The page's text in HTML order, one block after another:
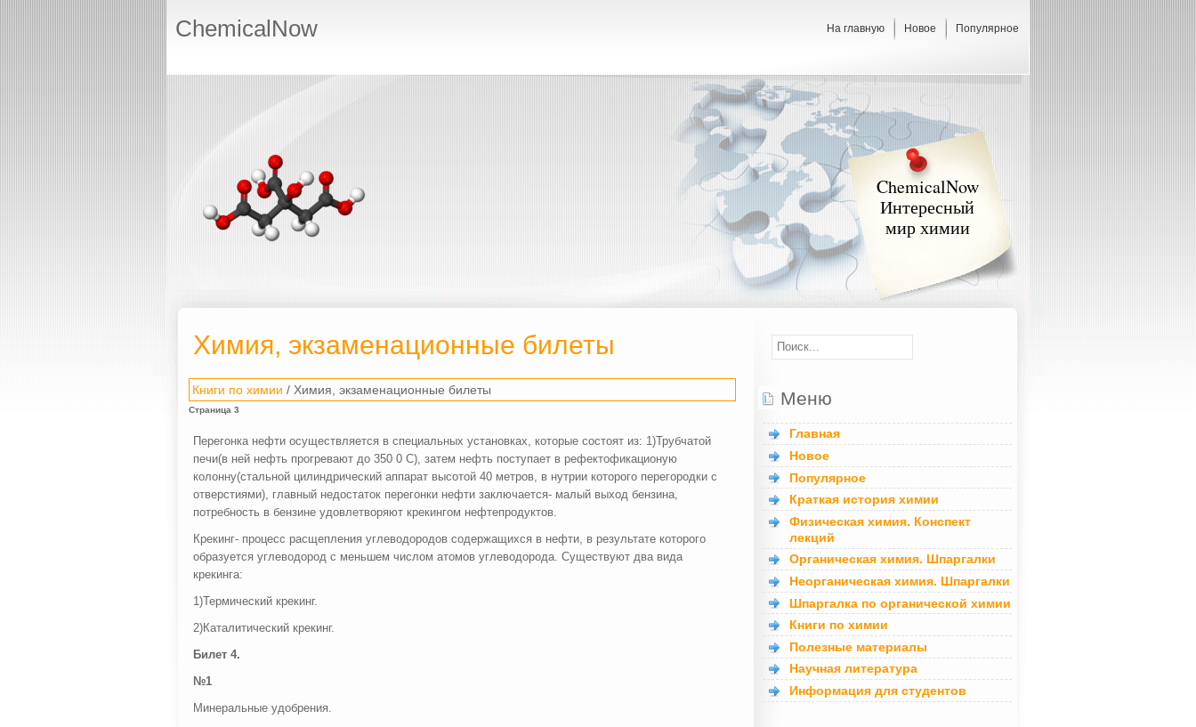
ChemicalNow На главную Новое Популярное
ChemicalNow
Интересный
мир химии
Химия, экзаменационные билеты
Книги по химии / Химия, экзаменационные билеты
Страница 3
Перегонка нефти осуществляется в специальных установках, которые состоят из: 1)Трубчатой
печи(в ней нефть прогревают до 350 0 С), затем нефть поступает в рефектофикационую
колонну(стальной цилиндрический аппарат высотой 40 метров, в нутрии которого перегородки с
отверстиями), главный недостаток перегонки нефти заключается- малый выход бензина,
потребность в бензине удовлетворяют крекингом нефтепродуктов.
Крекинг- процесс расщепления углеводородов содержащихся в нефти, в результате которого
образуется углеводород с меньшем числом атомов углеводорода. Существуют два вида
крекинга:
1)Термический крекинг.
2)Каталитический крекинг.
Билет 4.
№1
Минеральные удобрения.
Меню
Главная
Новое
Популярное
Краткая история химии
Физическая химия. Конспект
лекций
Органическая химия. Шпаргалки
Неорганическая химия. Шпаргалки
Шпаргалка по органической химии
Книги по химии
Полезные материалы
Научная литература
Информация для студентов